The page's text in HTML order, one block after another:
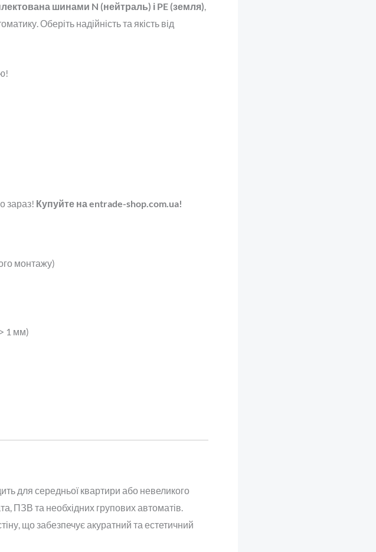
шинами N (нейтраль) і PE (земля),
Оберіть надійність та якість від
зараз! Купуйте на entrade-shop.com.ua!
монтажу)
1 мм)
для середньої квартири або невеликого
ПЗВ та необхідних групових автоматів.
що забезпечує акуратний та естетичний